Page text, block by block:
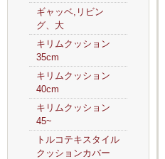
ギャッベ,リビン
グ、大
キリムクッション
35cm
キリムクッション
40cm
キリムクッション
45~
トルコテキスタイル
クッションカバー